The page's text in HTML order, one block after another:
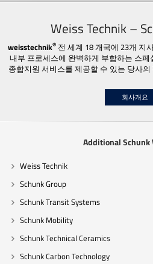
Weiss Technik –
weisstechnik® 전 세계 18 개국에 23개 지
내부 프로세스에 완벽하게 부합하는 스
종합지원 서비스를 제공할 수 있는 당사
회사개요
Additional Schunk
Weiss Technik
Schunk Group
Schunk Transit Systems
Schunk Mobility
Schunk Technical Ceramics
Schunk Carbon Technology